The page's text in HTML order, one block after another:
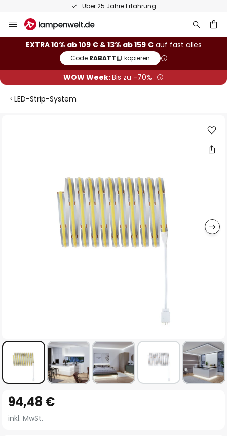
Über 25 Jahre Erfahrung
Inhalt
springen
EXTRA 10% ab 109 € & 13% ab 159 €auf fast alles
Code:RABATT kopieren
WOW Week:Bis zu -70%
LED-Strip-System
Anfang
der
94,48 €
inkl. MwSt.